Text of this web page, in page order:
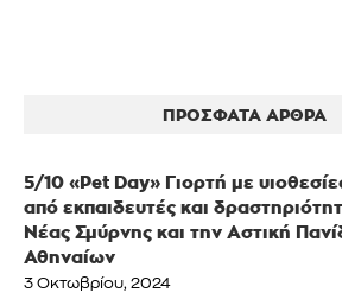
ΠΡΌΣΦΑΤΑ ΆΡΘΡΑ
5/10 «Pet Day» Γιορτή με
από εκπαιδευτές και
Νέας Σμύρνης και την Αστική
Αθηναίων
3 Οκτωβρίου, 2024